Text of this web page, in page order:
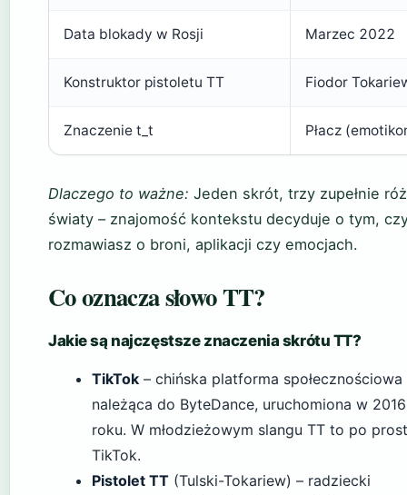
Data blokady w Rosji Marzec 2022
Konstruktor pistoletu TT Fiodor
Znaczenie t_t Płacz
Dlaczego to ważne: Jeden skrót, trzy zupełnie
światy – znajomość kontekstu decyduje o tym,
rozmawiasz o broni, aplikacji czy emocjach.
Co oznacza słowo TT?
Jakie są najczęstsze znaczenia skrótu TT?
TikTok – chińska platforma społecznościowa
należąca do ByteDance, uruchomiona w 2016
roku. W młodzieżowym slangu TT to po
TikTok.
Pistolet TT (Tulski-Tokariew) – radziecki